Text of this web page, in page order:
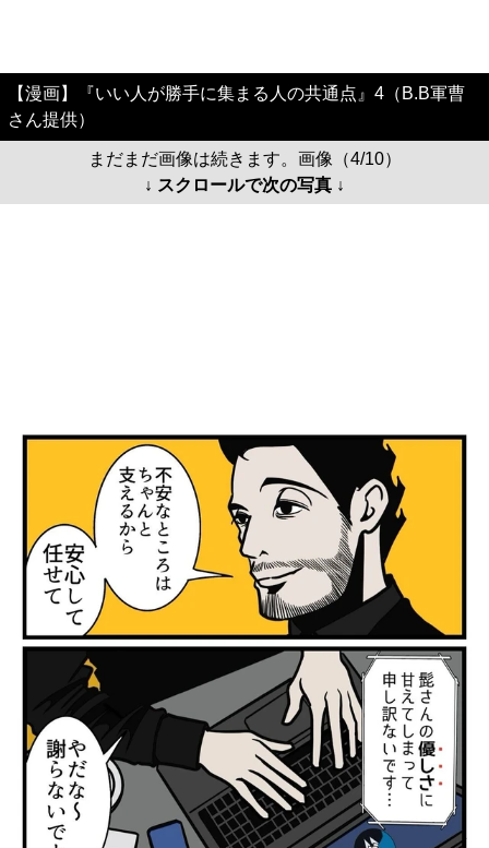
【漫画】『いい人が勝手に集まる人の共通点』4（B.B軍曹
さん提供）
まだまだ画像は続きます。画像（4/10）
↓ スクロールで次の写真 ↓